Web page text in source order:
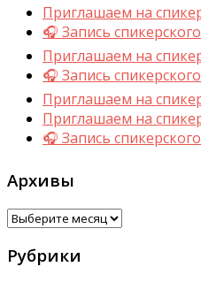
Приглашаем на
🎧 Запись
Приглашаем на
🎧 Запись
Приглашаем на
Приглашаем на
🎧 Запись
Архивы
Архивы
Рубрики